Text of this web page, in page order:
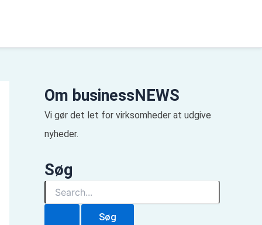
Om businessNEWS
Vi gør det let for virksomheder at udgive
nyheder.
Søg